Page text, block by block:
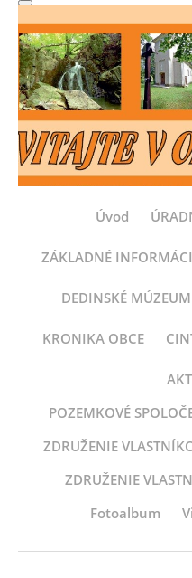
Úvod
ZÁKLADNÉ
DEDINSKÉ
KRONIKA OBCE
POZEMKOVÉ
ZDRUŽENIE
ZDRUŽENIE
Fotoalbum